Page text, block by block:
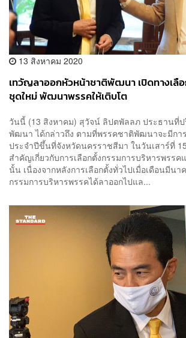
13 สิงหาคม 2020
เทวัญลาออกหัวหน้าชาติพัฒนา เปิดทางเลื
ชุดใหม่ พัฒนาพรรคให้เติบโต
วันนี้ (13 สิงหาคม) สุวัจน์ ลิปตพัลลภ ประธานที่
พัฒนา ได้กล่าวถึง ตามที่พรรคชาติพัฒนา​จะมีก
ประจำปีขึ้นที่จังหวัดนครราชสีมา ในวันเสาร์ที่
สำคัญเกี่ยวกับการเลือกตั้งกรรมการบริหารพรรค
นั้น เนื่องจากหลังการเลือกตั้งทั่วไปเมื่อเดือนมีน
กรรมการบริหารพรรคได้ลาออกไปแล...